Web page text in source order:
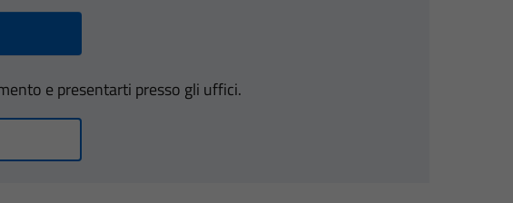
e presentarti presso gli uffici.